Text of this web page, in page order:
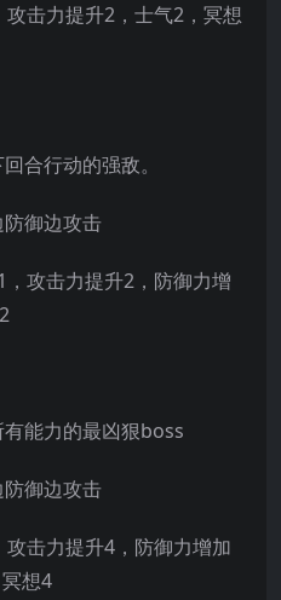
击力提升2，士气2，冥想
合行动的强敌。
御边攻击
攻击力提升2，防御力增
能力的最凶狠boss
御边攻击
击力提升4，防御力增加
想4